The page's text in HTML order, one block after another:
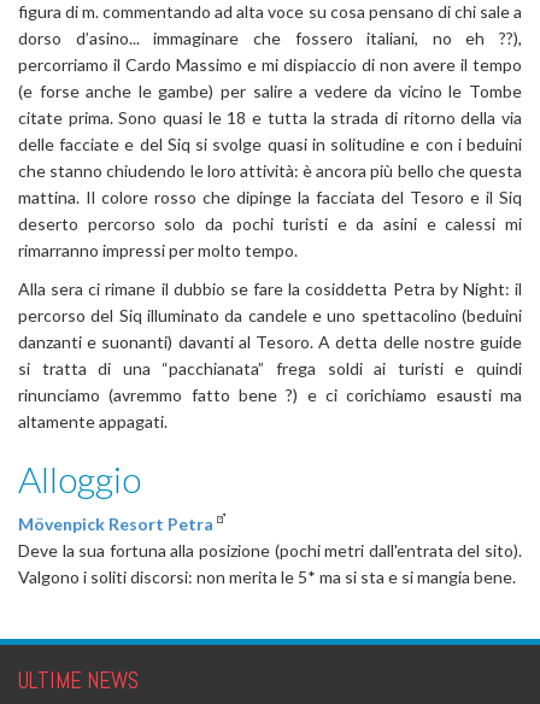
figura di m. commentando ad alta voce su cosa pensano di chi sale a
dorso d’asino... immaginare che fossero italiani, no eh ??),
percorriamo il Cardo Massimo e mi dispiaccio di non avere il tempo
(e forse anche le gambe) per salire a vedere da vicino le Tombe
citate prima. Sono quasi le 18 e tutta la strada di ritorno della via
delle facciate e del Siq si svolge quasi in solitudine e con i beduini
che stanno chiudendo le loro attività: è ancora più bello che questa
mattina. Il colore rosso che dipinge la facciata del Tesoro e il Siq
deserto percorso solo da pochi turisti e da asini e calessi mi
rimarranno impressi per molto tempo.
Alla sera ci rimane il dubbio se fare la cosiddetta Petra by Night: il
percorso del Siq illuminato da candele e uno spettacolino (beduini
danzanti e suonanti) davanti al Tesoro. A detta delle nostre guide
si tratta di una “pacchianata” frega soldi ai turisti e quindi
rinunciamo (avremmo fatto bene ?) e ci corichiamo esausti ma
altamente appagati.
Alloggio
Mövenpick Resort Petra
Deve la sua fortuna alla posizione (pochi metri dall'entrata del sito).
Valgono i soliti discorsi: non merita le 5* ma si sta e si mangia bene.
ULTIME NEWS